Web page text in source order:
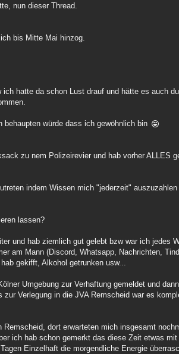
nun dieser Thread.
bis Mitte Mai hinzog.
hatte da schon Lust drauf und hätte es auch
würde dass ich gewöhnlich bin
zu nem Polizeirevier und hab vorher ALLES
indem Wissen mich "jederzeit"
lassen?
und hab ziemlich gut gelebt bzw war ich jedes
am Mann (Discord, Whatsapp, Nachrichten,
gekifft, Alkohol getrunken usw...
Umgebung zur Verhaftung gemeldet und
Verlegung in die JVA Remscheid war es
Remscheid, dort erwarteten mich insgesamt
ich hab schon gemerkt das diese Zeit etwas
Einzelhaft die morgendliche Energie